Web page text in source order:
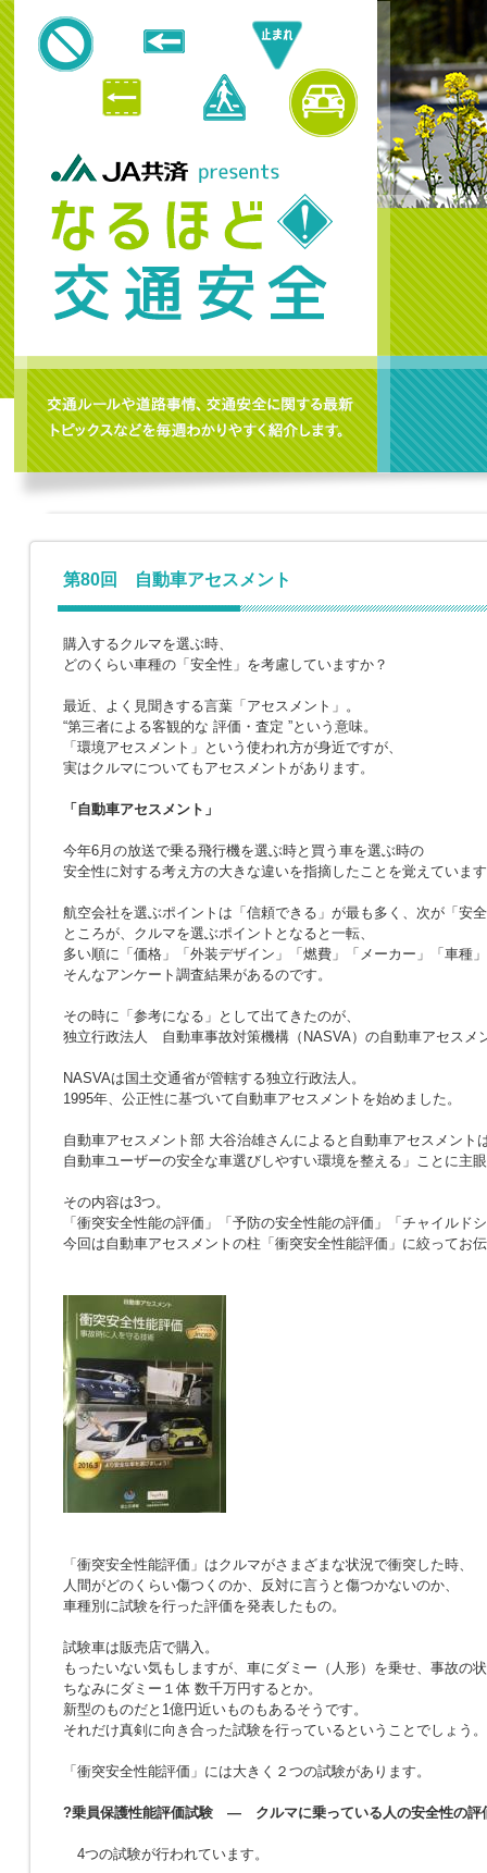
第80回 自動車アセスメント
購入するクルマを選ぶ時、
どのくらい車種の「安全性」を考慮していますか？
最近、よく見聞きする言葉「アセスメント」。
“第三者による客観的な 評価・査定 ”という意味。
「環境アセスメント」という使われ方が身近ですが、
実はクルマについてもアセスメントがあります。
「自動車アセスメント」
今年6月の放送で乗る飛行機を選ぶ時と買う車を選ぶ時の
安全性に対する考え方の大きな違いを指摘したことを覚えていま
航空会社を選ぶポイントは「信頼できる」が最も多く、次が「安
ところが、クルマを選ぶポイントとなると一転、
多い順に「価格」「外装デザイン」「燃費」「メーカー」「車種
そんなアンケート調査結果があるのです。
その時に「参考になる」として出てきたのが、
独立行政法人 自動車事故対策機構（NASVA）の自動車アセスメ
NASVAは国土交通省が管轄する独立行政法人。
1995年、公正性に基づいて自動車アセスメントを始めました。
自動車アセスメント部 大谷治雄さんによると自動車アセスメント
自動車ユーザーの安全な車選びしやすい環境を整える」ことに主
その内容は3つ。
「衝突安全性能の評価」「予防の安全性能の評価」「チャイルド
今回は自動車アセスメントの柱「衝突安全性能評価」に絞ってお
「衝突安全性能評価」はクルマがさまざまな状況で衝突した時、
人間がどのくらい傷つくのか、反対に言うと傷つかないのか、
車種別に試験を行った評価を発表したもの。
試験車は販売店で購入。
もったいない気もしますが、車にダミー（人形）を乗せ、事故の
ちなみにダミー１体 数千万円するとか。
新型のものだと1億円近いものもあるそうです。
それだけ真剣に向き合った試験を行っているということでしょう
「衝突安全性能評価」には大きく２つの試験があります。
?乗員保護性能評価試験 — クルマに乗っている人の安全性の評
4つの試験が行われています。